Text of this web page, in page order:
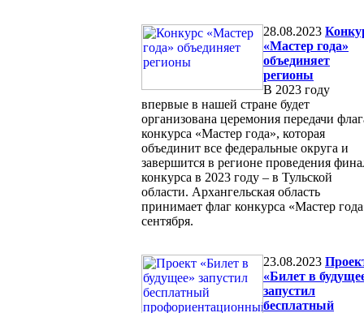
28.08.2023
«Мастер года»
объединяет
регионы
В 2023 году
впервые в нашей стране будет
организована церемония передачи
конкурса «Мастер года», которая
объединит все федеральные округа и
завершится в регионе проведения
конкурса в 2023 году – в Тульской
области. Архангельская область
принимает флаг конкурса «Мастер
сентября.
23.08.2023
«Билет в
запустил
бесплатный